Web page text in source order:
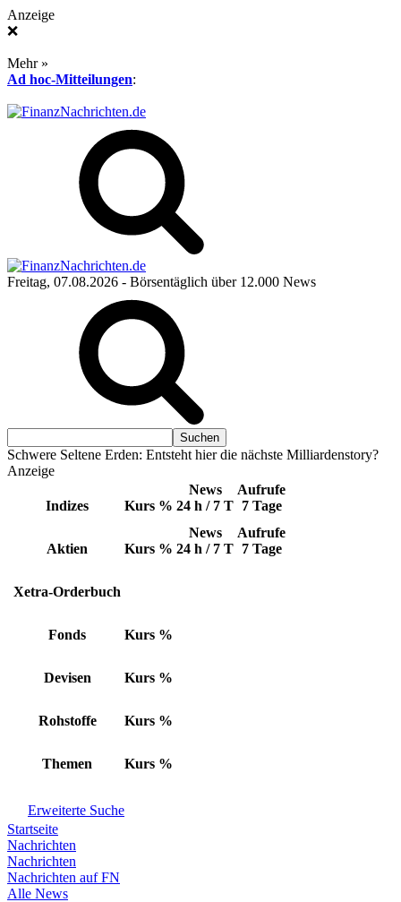
Anzeige
❌
Mehr »
Ad hoc-Mitteilungen:
Freitag, 07.08.2026 - Börsentäglich über 12.000 News
Schwere Seltene Erden: Entsteht hier die nächste Milliardenstory?
Anzeige
Indizes Kurs %
News
24 h / 7 T
Aufrufe
7 Tage
Aktien Kurs %
News
24 h / 7 T
Aufrufe
7 Tage
Xetra-Orderbuch
Fonds Kurs %
Devisen Kurs %
Rohstoffe Kurs %
Themen Kurs %
Erweiterte Suche
Startseite
Nachrichten
Nachrichten
Nachrichten auf FN
Alle News